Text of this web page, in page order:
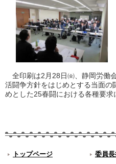
全印刷は2月28日㈮、静岡労働
活闘争方針をはじめとする当面
めとした25春闘における各種要
トップページ 委員